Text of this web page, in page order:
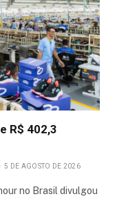
R$ 402,3
5 DE AGOSTO DE 2026
no Brasil divulgou